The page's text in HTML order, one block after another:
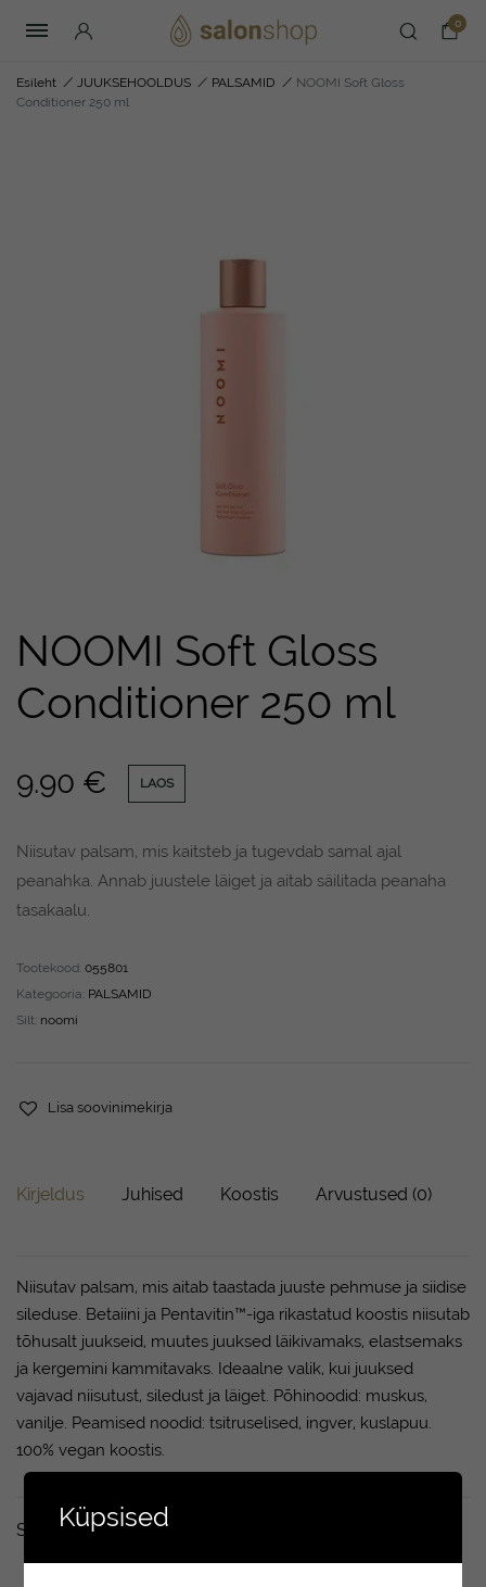
0
Esileht / JUUKSEHOOLDUS / PALSAMID / NOOMI Soft Gloss
Conditioner 250 ml
NOOMI Soft Gloss
Conditioner 250 ml
9.90 € LAOS
Niisutav palsam, mis kaitsteb ja tugevdab samal ajal
peanahka. Annab juustele läiget ja aitab säilitada peanaha
tasakaalu.
Tootekood: 055801
Kategooria: PALSAMID
Silt: noomi
Lisa soovinimekirja
Kirjeldus Juhised Koostis Arvustused (0)
Niisutav palsam, mis aitab taastada juuste pehmuse ja siidise
sileduse. Betaiini ja Pentavitin™-iga rikastatud koostis niisutab
tõhusalt juukseid, muutes juuksed läikivamaks, elastsemaks
ja kergemini kammitavaks. Ideaalne valik, kui juuksed
vajavad niisutust, siledust ja läiget. Põhinoodid: muskus,
vanilje. Peamised noodid: tsitruselised, ingver, kuslapuu.
100% vegan koostis.
Seotud tooted
Küpsised